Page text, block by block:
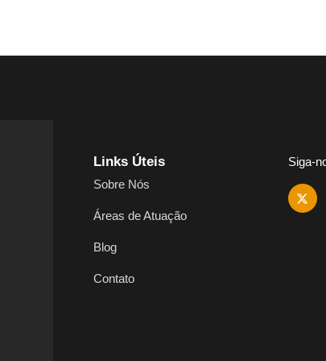
Links Úteis
Sobre Nós
Áreas de Atuação
Blog
Contato
Siga-